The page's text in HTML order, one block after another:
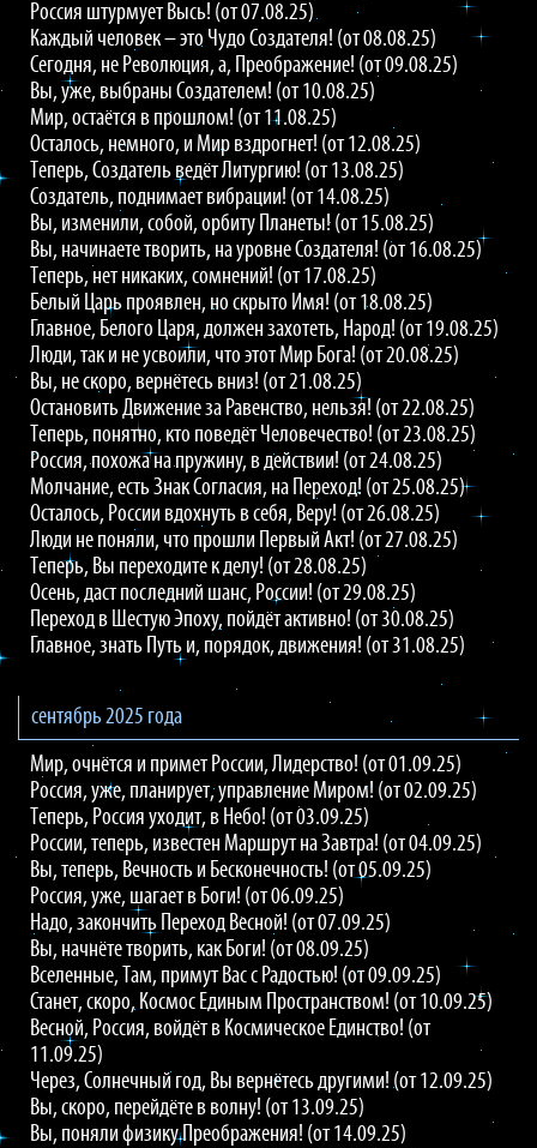
Россия штурмует Высь! (от 07.08.25)
Каждый человек – это Чудо Создателя! (от 08.08.25)
Сегодня, не Революция, а, Преображение! (от 09.08.25)
Вы, уже, выбраны Создателем! (от 10.08.25)
Мир, остаётся в прошлом! (от 11.08.25)
Осталось, немного, и Мир вздрогнет! (от 12.08.25)
Теперь, Создатель ведёт Литургию! (от 13.08.25)
Создатель, поднимает вибрации! (от 14.08.25)
Вы, изменили, собой, орбиту Планеты! (от 15.08.25)
Вы, начинаете творить, на уровне Создателя! (от 16.08.25)
Теперь, нет никаких, сомнений! (от 17.08.25)
Белый Царь проявлен, но скрыто Имя! (от 18.08.25)
Главное, Белого Царя, должен захотеть, Народ! (от 19.08.25)
Люди, так и не усвоили, что этот Мир Бога! (от 20.08.25)
Вы, не скоро, вернётесь вниз! (от 21.08.25)
Остановить Движение за Равенство, нельзя! (от 22.08.25)
Теперь, понятно, кто поведёт Человечество! (от 23.08.25)
Россия, похожа на пружину, в действии! (от 24.08.25)
Молчание, есть Знак Согласия, на Переход! (от 25.08.25)
Осталось, России вдохнуть в себя, Веру! (от 26.08.25)
Люди не поняли, что прошли Первый Акт! (от 27.08.25)
Теперь, Вы переходите к делу! (от 28.08.25)
Осень, даст последний шанс, России! (от 29.08.25)
Переход в Шестую Эпоху, пойдёт активно! (от 30.08.25)
Главное, знать Путь и, порядок, движения! (от 31.08.25)
сентябрь 2025 года
Мир, очнётся и примет России, Лидерство! (от 01.09.25)
Россия, уже, планирует, управление Миром! (от 02.09.25)
Теперь, Россия уходит, в Небо! (от 03.09.25)
России, теперь, известен Маршрут на Завтра! (от 04.09.25)
Вы, теперь, Вечность и Бесконечность! (от 05.09.25)
Россия, уже, шагает в Боги! (от 06.09.25)
Надо, закончить Переход Весной! (от 07.09.25)
Вы, начнёте творить, как Боги! (от 08.09.25)
Вселенные, Там, примут Вас с Радостью! (от 09.09.25)
Станет, скоро, Космос Единым Пространством! (от 10.09.25)
Весной, Россия, войдёт в Космическое Единство! (от
11.09.25)
Через, Солнечный год, Вы вернётесь другими! (от 12.09.25)
Вы, скоро, перейдёте в волну! (от 13.09.25)
Вы, поняли физику Преображения! (от 14.09.25)